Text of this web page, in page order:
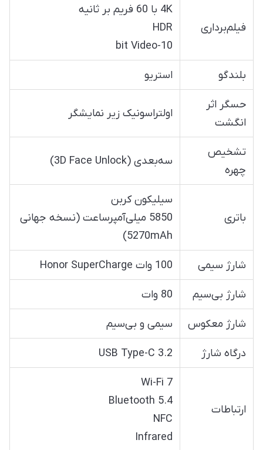
فیلم‌برداری
4K با 60 فریم بر ثانیه
HDR
10-bit Video
بلندگو استریو
حسگر اثر
انگشت
اولتراسونیک زیر نمایشگر
تشخیص
چهره
سه‌بعدی (3D Face Unlock)
باتری
سیلیکون کربن
5850 میلی‌آمپرساعت (نسخه جهانی
5270mAh)
شارژ سیمی 100 وات Honor SuperCharge
شارژ بی‌سیم 80 وات
شارژ معکوس سیمی و بی‌سیم
درگاه شارژ USB Type-C 3.2
ارتباطات
Wi-Fi 7
Bluetooth 5.4
NFC
Infrared